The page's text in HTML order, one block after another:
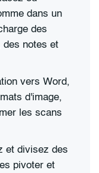
dans un
des
des notes et
vers Word,
d'image,
les scans
et divisez des
pivoter et